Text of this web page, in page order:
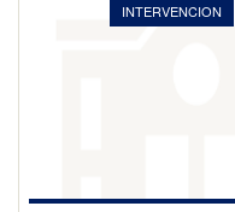
INTERVENCION